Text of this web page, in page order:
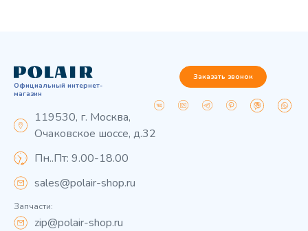
Официальный интернет-
магазин
119530, г. Москва,
Очаковское шоссе, д.32
Пн..Пт: 9.00-18.00
sales@polair-shop.ru
Запчасти:
zip@polair-shop.ru
Заказать звонок